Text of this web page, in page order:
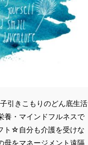
引きこもりのどん底生活
養・マインドフルネスで
ト☆自分も介護を受けな
母をマネージメント遠隔